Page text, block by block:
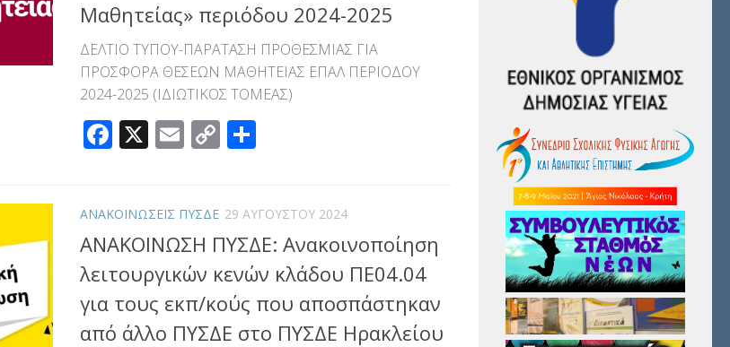
Μαθητείας» περιόδου 2024-2025
ΔΕΛΤΙΟ ΤΥΠΟΥ-ΠΑΡΑΤΑΣΗ ΠΡΟΘΕΣΜΙΑΣ ΓΙΑ
ΠΡΟΣΦΟΡΑ ΘΕΣΕΩΝ ΜΑΘΗΤΕΙΑΣ ΕΠΑΛ ΠΕΡΙΟΔΟΥ
2024-2025 (ΙΔΙΩΤΙΚΟΣ ΤΟΜΕΑΣ)
Facebook
X Email
Copy
ΑΝΑΚΟΙΝΩΣΕΙΣ ΠΥΣΔΕ 29 ΑΥΓΟΎΣΤΟΥ 2024
ΑΝΑΚΟΙΝΩΣΗ ΠΥΣΔΕ: Ανακοινοποίηση
λειτουργικών κενών κλάδου ΠΕ04.04
για τους εκπ/κούς που αποσπάστηκαν
από άλλο ΠΥΣΔΕ στο ΠΥΣΔΕ Ηρακλείου